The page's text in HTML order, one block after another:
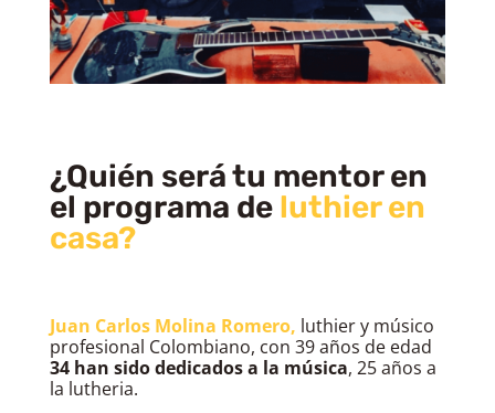
¿Quién será tu mentor en
el programa deluthier en
casa?
Juan Carlos Molina Romero, luthier y músico
34 han sido dedicados a la música, 25 años a
la lutheria.